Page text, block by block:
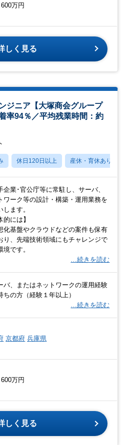
万円
しく見る
ジニア【大塚商会グループ
率94％／平均残業時間：約
休日120日以上 産休・育休あり
業･官公庁等に常駐し、サーバ、
ワーク等の設計・構築・運用業務を
します。
的には】
化基盤やクラウドなどの案件も保有
り、先端技術領域にもチャレンジで
境です。
…続きを読む
、またはネットワークの運用経験
ちの方（経験１年以上）
…続きを読む
京都府 兵庫県
万円
しく見る